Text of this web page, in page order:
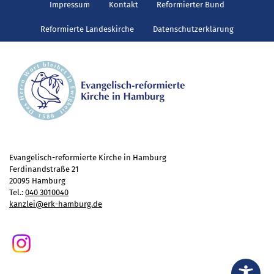
Gottesdienst
Reisen
Jugend
Familiengottesdienst
Konfirmandenunterricht
Konfi-Rookies
Diakonie
Stiftung Altenhof
Frühstück für alle
Wer will noch mitfahren?
Impressum Kontakt Reformierter Bund
Reformierte Landeskirche Datenschutzerklärung
Evangelisch-reformierte Kirche in Hamburg
Ferdinandstraße 21
20095 Hamburg
Tel.: 040 3010040
kanzlei@erk-hamburg.de